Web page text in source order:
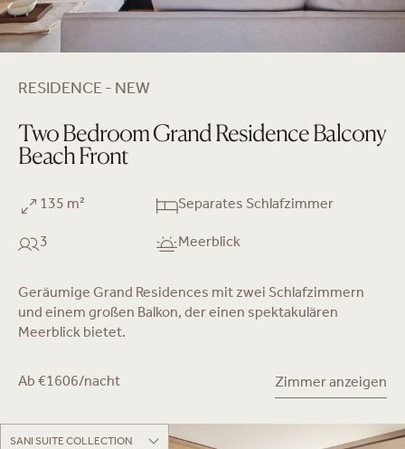
RESIDENCE - NEW
Two Bedroom Grand Residence Balcony
Beach Front
135 m²
3
Separates Schlafzimmer
Meerblick
Geräumige Grand Residences mit zwei Schlafzimmern
und einem großen Balkon, der einen spektakulären
Meerblick bietet.
Ab €1606/nacht Zimmer anzeigen
SANI SUITE COLLECTION